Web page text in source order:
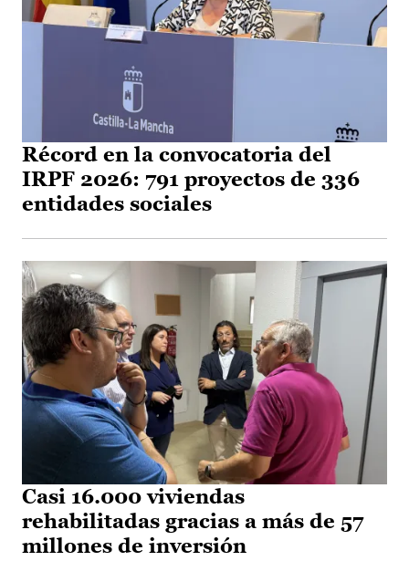
Récord en la convocatoria del
IRPF 2026: 791 proyectos de 336
entidades sociales
Casi 16.000 viviendas
rehabilitadas gracias a más de 57
millones de inversión